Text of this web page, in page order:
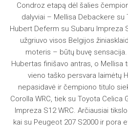
Condroz etapą dėl šalies
dalyviai – Mellisa Debackere su
Hubert Deferm su Subaru Impreza
užgriuvo visos Belgijos
moteris – būtų buvę
Hubertas finišavo antras, o Mellisa
vieno taško persvara laimėtų
nepasidavė ir čempiono titulo
Corolla WRC, tiek su Toyota Celica
Impreza S12 WRC. Arčiausiai
kai su Peugeot 207 S2000 ir pora